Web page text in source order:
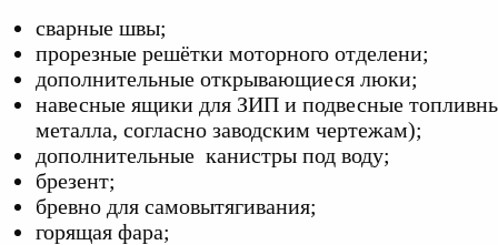
сварные швы;
прорезные решётки моторного отделени;
дополнительные открывающиеся люки;
навесные ящики для ЗИП и подвесные
металла, согласно заводским чертежам);
дополнительные канистры под воду;
брезент;
бревно для самовытягивания;
горящая фара;